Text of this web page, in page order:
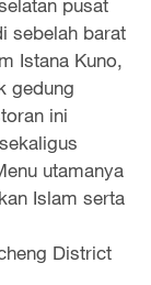
pusat
sebelah barat
Istana Kuno,
gedung
ini
utamanya
Islam serta
District